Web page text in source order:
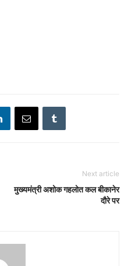
Next article
मुख्यमंत्री अशोक गहलोत कल बीकानेर
दौरे पर